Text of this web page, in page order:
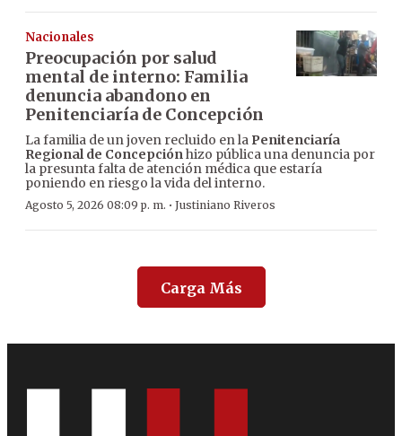
Nacionales
Preocupación por salud
mental de interno: Familia
denuncia abandono en
Penitenciaría de Concepción
La familia de un joven recluido en la Penitenciaría
Regional de Concepciónhizo pública una denuncia por
la presunta falta de atención médica que estaría
poniendo en riesgo la vida del interno.
Agosto 5, 2026 08:09 p. m. · Justiniano Riveros
Carga Más